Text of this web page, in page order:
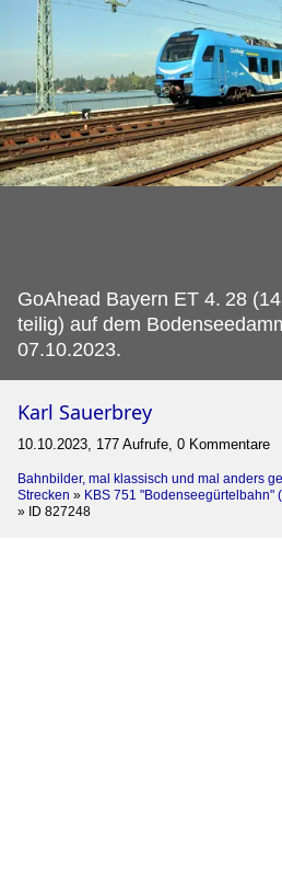
GoAhead Bayern ET 4. 28
teilig) auf dem
07.10.2023.
Karl Sauerbrey
10.10.2023, 177 Aufrufe, 0 Kommentare
Bahnbilder, mal klassisch und mal anders
Strecken » KBS 751
» ID 827248